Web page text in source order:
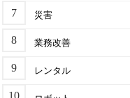
災害
業務改善
レンタル